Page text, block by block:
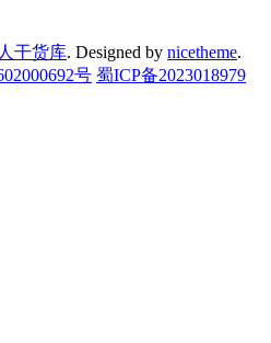
干货库. Designed by nicetheme.
号 蜀ICP备2023018979